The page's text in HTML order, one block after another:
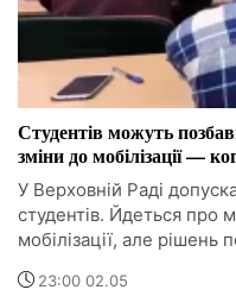
Студентів можуть
зміни до мобілізації —
У Верховній Раді
студентів. Йдеться про
мобілізації, але рішень
23:00 02.05